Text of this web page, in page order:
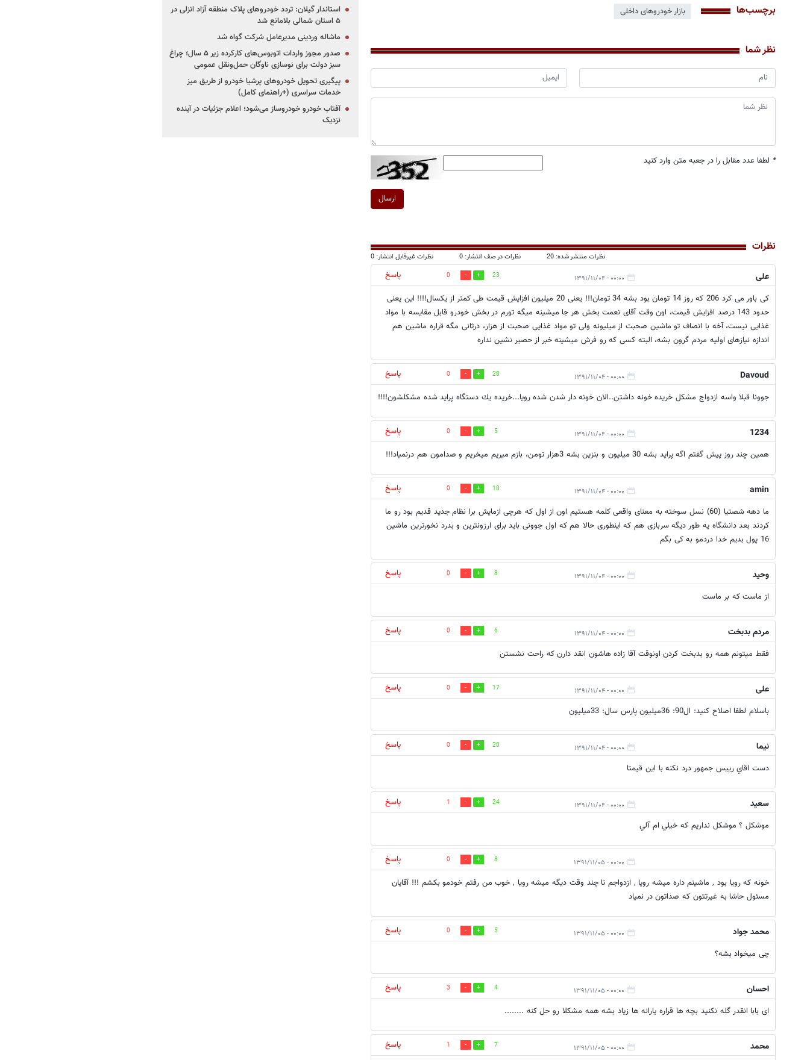
برچسب‌ها بازار خودروهای داخلی
نظر شما
* لطفا عدد مقابل را در جعبه متن وارد کنید
ارسال
نظرات
نظرات منتشر شده: 20 نظرات در صف انتشار: 0 نظرات غیرقابل انتشار: 0
علی ۰۰:۰۰ - ۱۳۹۱/۱۱/۰۴ 23
0
پاسخ
کی باور می کرد 206 که روز 14 تومان بود بشه 34 تومان!!! یعنی 20 میلیون افزایش قیمت طی کمتر از یکسال!!!! این یعنی
حدود 143 درصد افزایش قیمت، اون وقت آقای نعمت بخش هر جا میشینه میگه تورم در بخش خودرو قابل مقایسه با مواد
غذایی نیست، آخه با انصاف تو ماشین صحبت از میلیونه ولی تو مواد غذایی صحبت از هزار، درثانی مگه قراره ماشین هم
اندازه نیازهای اولیه مردم گرون بشه، البته کسی که رو فرش میشینه خبر از حصیر نشین نداره
Davoud ۰۰:۰۰ - ۱۳۹۱/۱۱/۰۴ 28
0
پاسخ
جوونا قبلا واسه ازدواج مشكل خريده خونه داشتن..الان خونه دار شدن شده رويا...خريده يك دستگاه پرايد شده مشكلشون!!!!
1234 ۰۰:۰۰ - ۱۳۹۱/۱۱/۰۴ 5
0
پاسخ
همین چند روز پیش گفتم اگه پراید بشه 30 میلیون و بنزین بشه 3هزار تومن، بازم میریم میخریم و صدامون هم درنمیاد!!!
amin ۰۰:۰۰ - ۱۳۹۱/۱۱/۰۴ 10
0
پاسخ
ما دهه شصتیا (60) نسل سوخته به معنای واقعی کلمه هستیم اون از اول که هرچی ازمایش برا نظام جدید قدیم بود رو ما
کردند بعد دانشگاه یه طور دیگه سربازی هم که اینطوری حالا هم که اول جوونی باید برای ارزونترین و بدرد نخورترین ماشین
16 پول بدیم خدا دردمو به کی بگم
وحید ۰۰:۰۰ - ۱۳۹۱/۱۱/۰۴ 8
0
پاسخ
از ماست که بر ماست
مردم بدبخت ۰۰:۰۰ - ۱۳۹۱/۱۱/۰۴ 6
0
پاسخ
فقط میتونم همه رو بدبخت کردن اونوقت آقا زاده هاشون انقد دارن که راحت نشستن
علی ۰۰:۰۰ - ۱۳۹۱/۱۱/۰۴ 17
0
پاسخ
باسلام لطفا اصلاح کنید: ال90: 36میلیون پارس سال: 33میلیون
نيما ۰۰:۰۰ - ۱۳۹۱/۱۱/۰۴ 20
0
پاسخ
دست اقاي رييس جمهور درد نكنه با اين قيمتا
سعيد ۰۰:۰۰ - ۱۳۹۱/۱۱/۰۴ 24
1
پاسخ
موشكل ؟ موشكل نداريم كه خيلي ام آلي
۰۰:۰۰ - ۱۳۹۱/۱۱/۰۵ 8
0
پاسخ
خونه که رویا بود , ماشینم داره میشه رویا , ازدواجم تا چند وقت دیگه میشه رویا , خوب من رفتم خودمو بکشم !!! آقایان
مسئول حاشا به غیرتتون که صداتون در نمیاد
محمد جواد ۰۰:۰۰ - ۱۳۹۱/۱۱/۰۵ 5
0
پاسخ
چی میخواد بشه؟
احسان ۰۰:۰۰ - ۱۳۹۱/۱۱/۰۵ 4
3
پاسخ
ای بابا انقدر گله نکنید بچه ها قراره یارانه ها زیاد بشه همه مشکلا رو حل کنه ........
محمد ۰۰:۰۰ - ۱۳۹۱/۱۱/۰۵ 7
1 پاسخ
استاندار گیلان: تردد خودروهای پلاک منطقه آزاد انزلی در
۵ استان شمالی بلامانع شد
ماشاله وردینی مدیرعامل شرکت گواه شد
صدور مجوز واردات اتوبوس‌های کارکرده زیر ۵ سال؛ چراغ
سبز دولت برای نوسازی ناوگان حمل‌ونقل عمومی
پیگیری تحویل خودروهای پرشیا خودرو از طریق میز
خدمات سراسری (+راهنمای کامل)
آفتاب خودرو خودروساز می‌شود؛ اعلام جزئیات در آینده
نزدیک